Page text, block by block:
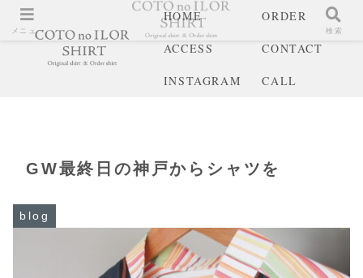
HOME ORDER
ACCESS CONTACT
INSTAGRAM CALL
GW最終日の神戸からシャツを
blog
メニュー 検索